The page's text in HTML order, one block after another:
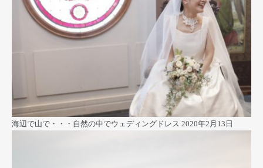
海辺で山で・・・自然の中でウェディングドレス 2020年2月13日